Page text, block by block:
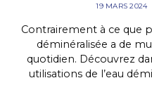
19 MARS 2024
Contrairement à ce que
déminéralisée a de
quotidien. Découvrez
utilisations de l’eau